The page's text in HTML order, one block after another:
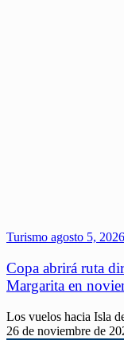
Turismo agosto 5, 2026
Copa abrirá ruta
Margarita en
Los vuelos hacia Isla
26 de noviembre de